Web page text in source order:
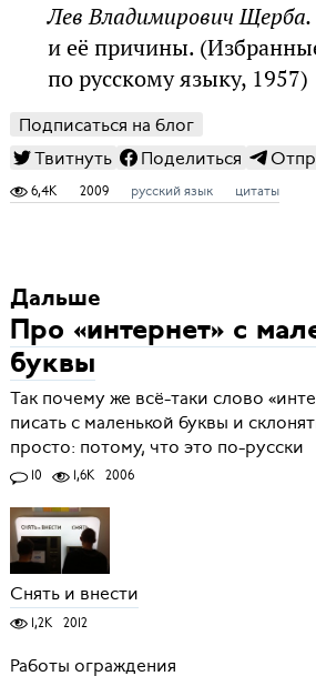
Лев Владимирович Щерба.
и её причины.
по русскому языку, 1957)
Подписаться на блог
Твитнуть
Поделиться
6,4K 2009 русский язык цитаты
Дальше
Про «интернет» с
буквы
Так почему же всё-таки слово
писать с маленькой буквы и
просто: потому, что это по-русски
10 1,6K 2006
Снять и внести
1,2K 2012
Работы ограждения